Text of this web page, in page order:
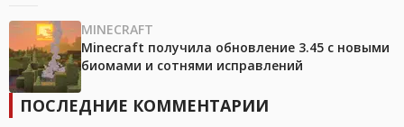
MINECRAFT
Minecraft получила обновление 3.45 с новыми
биомами и сотнями исправлений
ПОСЛЕДНИЕ КОММЕНТАРИИ